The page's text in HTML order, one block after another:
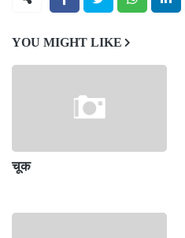
YOU MIGHT LIKE
चूक